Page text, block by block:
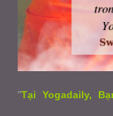
"Tại Yogadaily,